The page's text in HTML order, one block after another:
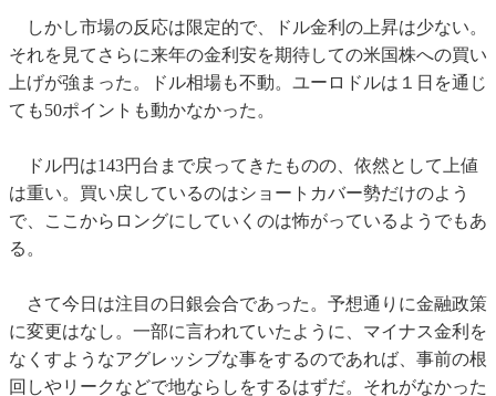
しかし市場の反応は限定的で、ドル金利の上昇は少ない。
それを見てさらに来年の金利安を期待しての米国株への買い
上げが強まった。ドル相場も不動。ユーロドルは１日を通じ
ても50ポイントも動かなかった。
ドル円は143円台まで戻ってきたものの、依然として上値
は重い。買い戻しているのはショートカバー勢だけのよう
で、ここからロングにしていくのは怖がっているようでもあ
る。
さて今日は注目の日銀会合であった。予想通りに金融政策
に変更はなし。一部に言われていたように、マイナス金利を
なくすようなアグレッシブな事をするのであれば、事前の根
回しやリークなどで地ならしをするはずだ。それがなかった